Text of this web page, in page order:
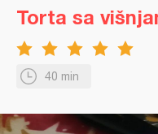
40 min
Torta sa